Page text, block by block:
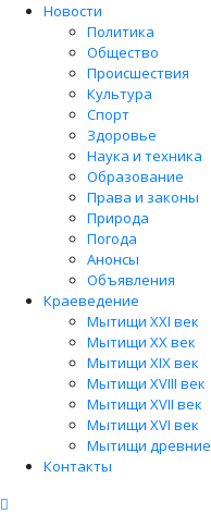
Новости
Политика
Общество
Происшествия
Культура
Спорт
Здоровье
Наука и техника
Образование
Права и законы
Природа
Погода
Анонсы
Объявления
Краеведение
Мытищи XXI век
Мытищи XX век
Мытищи XIX век
Мытищи XVIII век
Мытищи XVII век
Мытищи XVI век
Мытищи древние
Контакты